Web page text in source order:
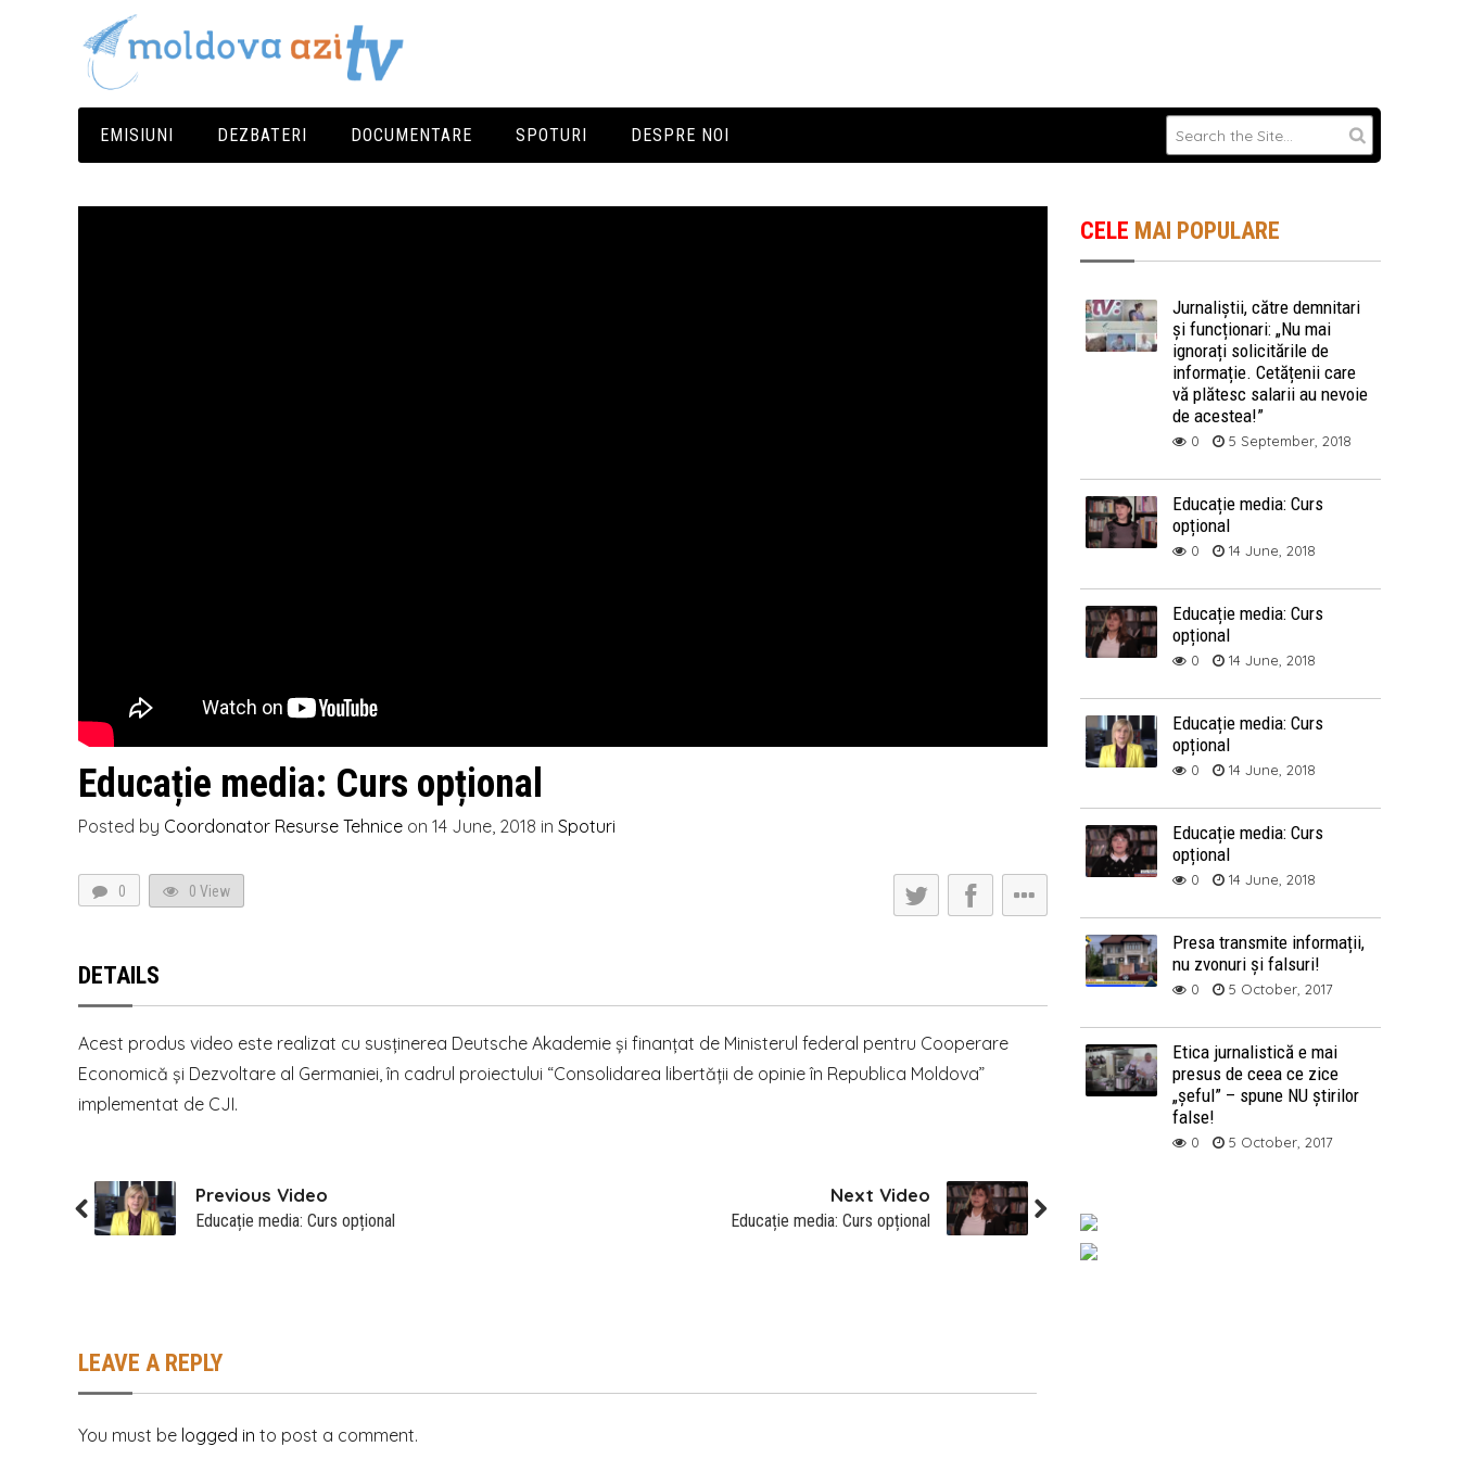
EMISIUNI DEZBATERI DOCUMENTARE SPOTURI DESPRE NOI
Educație media: Curs opțional
Posted by Coordonator Resurse Tehnice on 14 June, 2018 in Spoturi
0 0 View
DETAILS
Acest produs video este realizat cu susținerea Deutsche Akademie și finanțat de Ministerul federal pentru Cooperare
Economică și Dezvoltare al Germaniei, în cadrul proiectului “Consolidarea libertății de opinie în Republica Moldova”
implementat de CJI.
Previous Video
Educație media: Curs opțional
Next Video
Educație media: Curs opțional
LEAVE A REPLY
You must be logged in to post a comment.
CELE MAI POPULARE
Jurnaliștii, către demnitari
și funcționari: „Nu mai
ignorați solicitările de
informație. Cetățenii care
vă plătesc salarii au nevoie
de acestea!”
0 5 September, 2018
Educație media: Curs
opțional
0 14 June, 2018
Educație media: Curs
opțional
0 14 June, 2018
Educație media: Curs
opțional
0 14 June, 2018
Educație media: Curs
opțional
0 14 June, 2018
Presa transmite informații,
nu zvonuri și falsuri!
0 5 October, 2017
Etica jurnalistică e mai
presus de ceea ce zice
„șeful” – spune NU știrilor
false!
0 5 October, 2017